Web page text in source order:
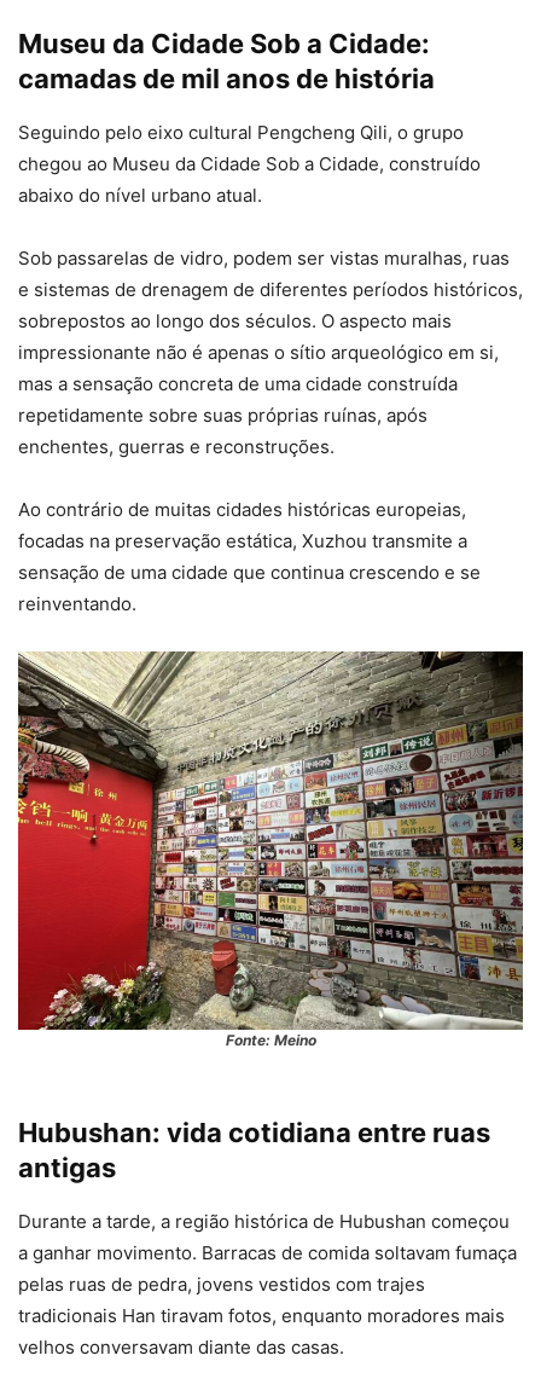
Museu da Cidade Sob a Cidade:
camadas de mil anos de história
Seguindo pelo eixo cultural Pengcheng Qili, o grupo
chegou ao Museu da Cidade Sob a Cidade, construído
abaixo do nível urbano atual.
Sob passarelas de vidro, podem ser vistas muralhas, ruas
e sistemas de drenagem de diferentes períodos históricos,
sobrepostos ao longo dos séculos. O aspecto mais
impressionante não é apenas o sítio arqueológico em si,
mas a sensação concreta de uma cidade construída
repetidamente sobre suas próprias ruínas, após
enchentes, guerras e reconstruções.
Ao contrário de muitas cidades históricas europeias,
focadas na preservação estática, Xuzhou transmite a
sensação de uma cidade que continua crescendo e se
reinventando.
Fonte: Meino
Hubushan: vida cotidiana entre ruas
antigas
Durante a tarde, a região histórica de Hubushan começou
a ganhar movimento. Barracas de comida soltavam fumaça
pelas ruas de pedra, jovens vestidos com trajes
tradicionais Han tiravam fotos, enquanto moradores mais
velhos conversavam diante das casas.